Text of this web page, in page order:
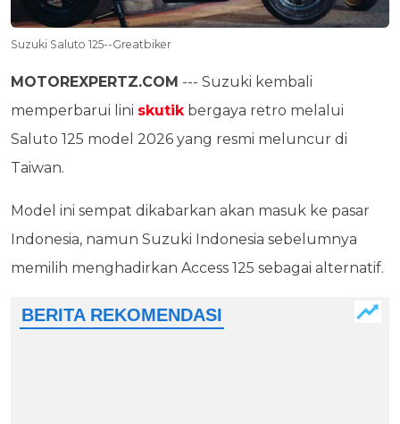
Suzuki Saluto 125--Greatbiker
MOTOREXPERTZ.COM --- Suzuki kembali
memperbarui lini skutik bergaya retro melalui
Saluto 125 model 2026 yang resmi meluncur di
Taiwan.
Model ini sempat dikabarkan akan masuk ke pasar
Indonesia, namun Suzuki Indonesia sebelumnya
memilih menghadirkan Access 125 sebagai alternatif.